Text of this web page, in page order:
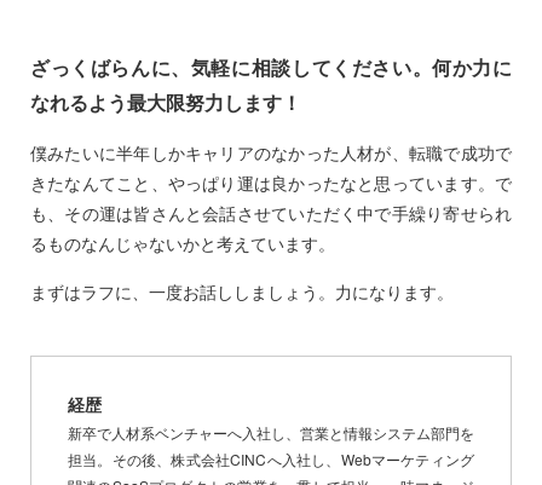
ざっくばらんに、気軽に相談してください。何か力に
なれるよう最大限努力します！
僕みたいに半年しかキャリアのなかった人材が、転職で成功で
きたなんてこと、やっぱり運は良かったなと思っています。で
も、その運は皆さんと会話させていただく中で手繰り寄せられ
るものなんじゃないかと考えています。
まずはラフに、一度お話ししましょう。力になります。
経歴
新卒で人材系ベンチャーへ入社し、営業と情報システム部門を
担当。その後、株式会社CINCへ入社し、Webマーケティング